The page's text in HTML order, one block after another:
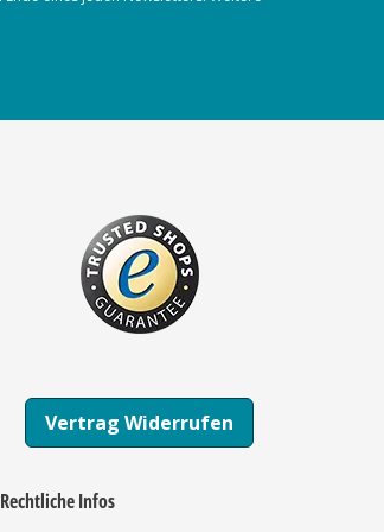
Vertrag Widerrufen
Rechtliche Infos